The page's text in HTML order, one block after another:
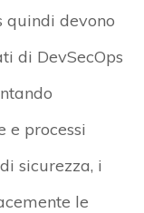
quindi devono
di DevSecOps
e processi
sicurezza, i
le